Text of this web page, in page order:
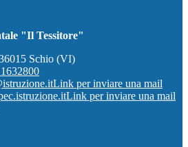
"Il Tessitore"
Schio (VI)
Link per inviare una mail
Link per inviare una mail